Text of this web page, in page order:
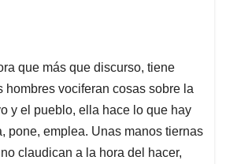
que más que discurso, tiene
hombres vociferan cosas sobre la
y el pueblo, ella hace lo que hay
pone, emplea. Unas manos tiernas
claudican a la hora del hacer,